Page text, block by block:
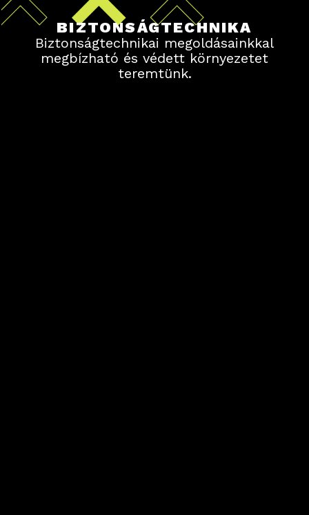
BIZTONSÁGTECHNIKA
Biztonságtechnikai megoldásainkkal
megbízható és védett környezetet
teremtünk.